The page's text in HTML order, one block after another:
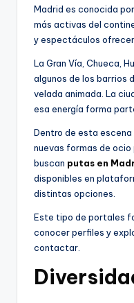
Madrid es conocida
más activas del
y espectáculos
La Gran Vía, Chueca,
algunos de los barrios
velada animada. La
esa energía forma
Dentro de esta
nuevas formas de ocio
buscan putas en
disponibles en
distintas opciones.
Este tipo de portales
conocer perfiles y
contactar.